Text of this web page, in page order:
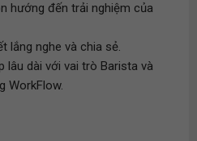
hướng đến trải nghiệm của
lắng nghe và chia sẻ.
lâu dài với vai trò Barista và
WorkFlow.